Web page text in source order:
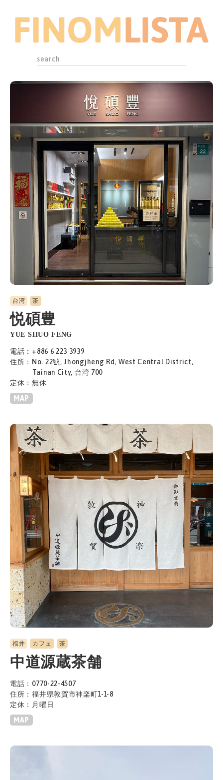
台湾 茶
悦碩豊
YUE SHUO FENG
電話：+886 6 223 3939
住所：No. 22號, Jhongjheng Rd, West Central District,
Tainan City, 台湾 700
定休：無休
MAP
福井 カフェ 茶
中道源蔵茶舗
電話：0770-22-4507
住所：福井県敦賀市神楽町1-1-8
定休：月曜日
MAP